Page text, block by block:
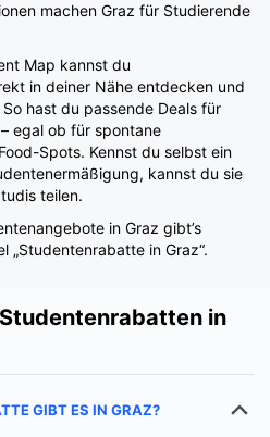
machen Graz für Studierende
Map kannst du
in deiner Nähe entdecken und
hast du passende Deals für
egal ob für spontane
Spots. Kennst du selbst ein
kannst du sie
teilen.
in Graz gibt’s
„Studentenrabatte in Graz“.
in
GIBT ES IN GRAZ?